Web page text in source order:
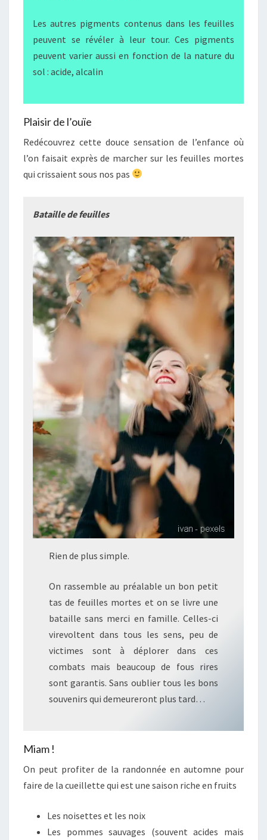
Les autres pigments contenus dans les feuilles
peuvent se révéler à leur tour. Ces pigments
peuvent varier aussi en fonction de la nature du
sol : acide, alcalin
Plaisir de l’ouïe
Redécouvrez cette douce sensation de l’enfance où
l’on faisait exprès de marcher sur les feuilles mortes
qui crissaient sous nos pas
Bataille de feuilles
Rien de plus simple.
On rassemble au préalable un bon petit
tas de feuilles mortes et on se livre une
bataille sans merci en famille. Celles-ci
virevoltent dans tous les sens, peu de
victimes sont à déplorer dans ces
combats mais beaucoup de fous rires
sont garantis. Sans oublier tous les bons
souvenirs qui demeureront plus tard…
Miam !
On peut profiter de la randonnée en automne pour
faire de la cueillette qui est une saison riche en fruits
Les noisettes et les noix
Les pommes sauvages (souvent acides mais